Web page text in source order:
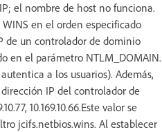
el nombre de host no funciona.
en el orden especificado
de un controlador de dominio
en el parámetro NTLM_DOMAIN.
a los usuarios). Además,
IP del controlador de
10.169.10.66.Este valor se
jcifs.netbios.wins. Al establecer